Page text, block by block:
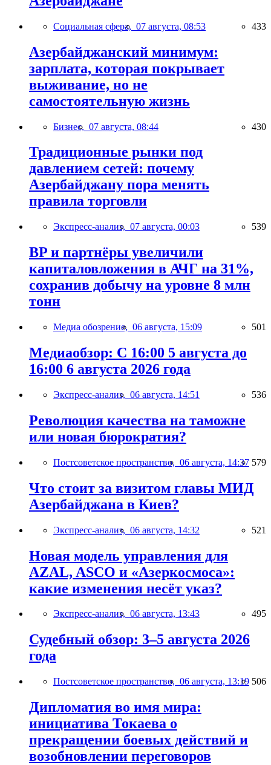
Социальная сфера, 07 августа, 08:53 433
Азербайджанский минимум:
зарплата, которая покрывает
выживание, но не
самостоятельную жизнь
Бизнес, 07 августа, 08:44 430
Традиционные рынки под
давлением сетей: почему
Азербайджану пора менять
правила торговли
Экспресс-анализ, 07 августа, 00:03 539
BP и партнёры увеличили
капиталовложения в АЧГ на 31%,
сохранив добычу на уровне 8 млн
тонн
Медиа обозрение, 06 августа, 15:09 501
Медиаобзор: С 16:00 5 августа до
16:00 6 августа 2026 года
Экспресс-анализ, 06 августа, 14:51 536
Революция качества на таможне
или новая бюрократия?
Постсоветское пространство, 06 августа, 14:37 579
Что стоит за визитом главы МИД
Азербайджана в Киев?
Экспресс-анализ, 06 августа, 14:32 521
Новая модель управления для
AZAL, ASCO и «Азеркосмоса»:
какие изменения несёт указ?
Экспресс-анализ, 06 августа, 13:43 495
Судебный обзор: 3–5 августа 2026
года
Постсоветское пространство, 06 августа, 13:19 506
Дипломатия во имя мира:
инициатива Токаева о
прекращении боевых действий и
возобновлении переговоров